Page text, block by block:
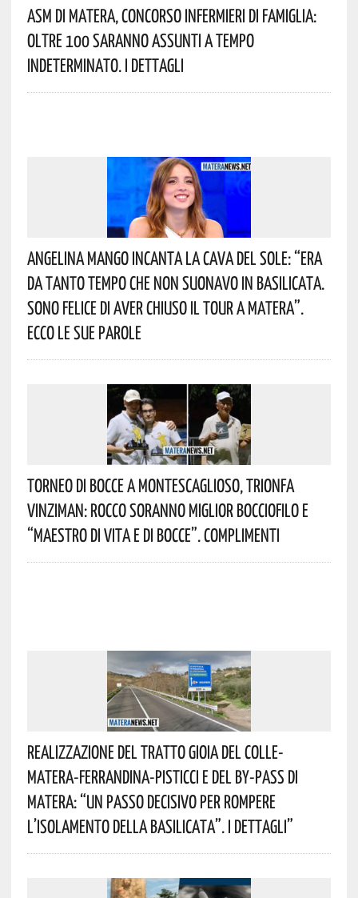
Asm Di Matera, Concorso Infermieri Di Famiglia:
Oltre 100 Saranno Assunti A Tempo
Indeterminato. I Dettagli
Angelina Mango Incanta La Cava Del Sole: “era
Da Tanto Tempo Che Non Suonavo In Basilicata.
Sono Felice Di Aver Chiuso Il Tour A Matera”.
Ecco Le Sue Parole
Torneo Di Bocce A Montescaglioso, Trionfa
Vinziman: Rocco Soranno Miglior Bocciofilo E
“Maestro Di Vita E Di Bocce”. Complimenti
Realizzazione Del Tratto Gioia Del Colle-
Matera-Ferrandina-Pisticci E Del By-Pass Di
Matera: “Un Passo Decisivo Per Rompere
L’isolamento Della Basilicata”. I Dettagli”